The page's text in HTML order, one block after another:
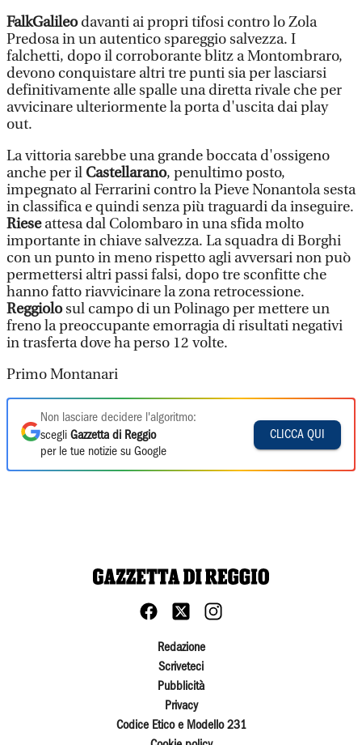
FalkGalileodavanti ai propri tifosi contro lo Zola
Predosa in un autentico spareggio salvezza. I
falchetti, dopo il corroborante blitz a Montombraro,
devono conquistare altri tre punti sia per lasciarsi
definitivamente alle spalle una diretta rivale che per
avvicinare ulteriormente la porta d'uscita dai play
out.
La vittoria sarebbe una grande boccata d'ossigeno
anche per il Castellarano, penultimo posto,
impegnato al Ferrarini contro la Pieve Nonantola sesta
in classifica e quindi senza più traguardi da inseguire.
Rieseattesa dal Colombaro in una sfida molto
importante in chiave salvezza. La squadra di Borghi
con un punto in meno rispetto agli avversari non può
permettersi altri passi falsi, dopo tre sconfitte che
hanno fatto riavvicinare la zona retrocessione.
Reggiolosul campo di un Polinago per mettere un
freno la preoccupante emorragia di risultati negativi
in trasferta dove ha perso 12 volte.
Primo Montanari
Non lasciare decidere l'algoritmo:
scegli Gazzetta di Reggio
per le tue notizie su Google
CLICCA QUI
Redazione
Scriveteci
Pubblicità
Privacy
Codice Etico e Modello 231